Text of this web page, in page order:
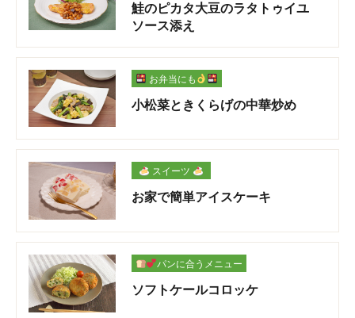
鮭のピカタ大豆のラタトゥイユ
ソース添え
お弁当にも
小松菜ときくらげの中華炒め
スイーツ
お家で簡単アイスケーキ
パンに合うメニュー
ソフトケールコロッケ